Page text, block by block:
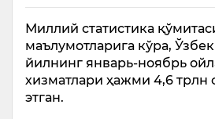
Миллий статистика
маълумотларига кўра,
йилнинг январь-ноябрь
хизматлари ҳажми 4,6 трлн
этган.